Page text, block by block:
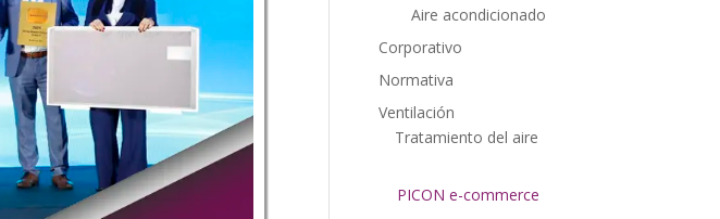
Aire acondicionado
Corporativo
Normativa
Ventilación
Tratamiento del aire
PICON e-commerce